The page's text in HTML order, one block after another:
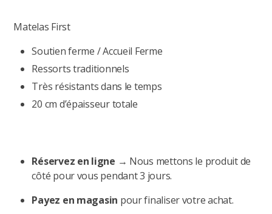
Matelas First
Soutien ferme / Accueil Ferme
Ressorts traditionnels
Très résistants dans le temps
20 cm d’épaisseur totale
Réservez en ligne → Nous mettons le produit de
côté pour vous pendant 3 jours.
Payez en magasin pour finaliser votre achat.